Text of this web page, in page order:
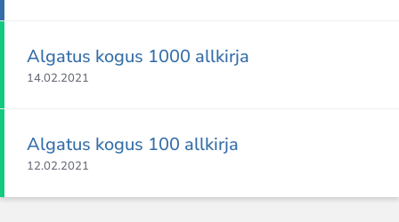
Algatus kogus 1000 allkirja
14.02.2021
Algatus kogus 100 allkirja
12.02.2021